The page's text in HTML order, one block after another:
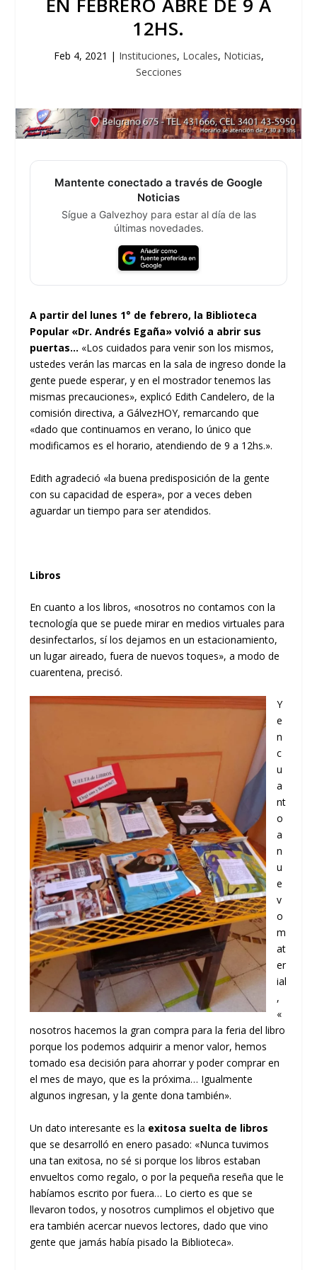
12HS.
Feb 4, 2021 | Instituciones, Locales, Noticias,
Secciones
Mantente conectado a través de Google
Noticias
Sígue a Galvezhoy para estar al día de las
últimas novedades.
A partir del lunes 1° de febrero, la Biblioteca
Popular «Dr. Andrés Egaña» volvió a abrir sus
puertas… «Los cuidados para venir son los mismos,
ustedes verán las marcas en la sala de ingreso donde la
gente puede esperar, y en el mostrador tenemos las
mismas precauciones», explicó Edith Candelero, de la
comisión directiva, a GálvezHOY, remarcando que
«dado que continuamos en verano, lo único que
modificamos es el horario, atendiendo de 9 a 12hs.».
Edith agradeció «la buena predisposición de la gente
con su capacidad de espera», por a veces deben
aguardar un tiempo para ser atendidos.
Libros
En cuanto a los libros, «nosotros no contamos con la
tecnología que se puede mirar en medios virtuales para
desinfectarlos, sí los dejamos en un estacionamiento,
un lugar aireado, fuera de nuevos toques», a modo de
cuarentena, precisó.
Y
e
n
c
u
a
nt
o
a
n
u
e
v
o
m
at
er
ial
,
«
nosotros hacemos la gran compra para la feria del libro
porque los podemos adquirir a menor valor, hemos
tomado esa decisión para ahorrar y poder comprar en
el mes de mayo, que es la próxima… Igualmente
algunos ingresan, y la gente dona también».
Un dato interesante es la exitosa suelta de libros
que se desarrolló en enero pasado: «Nunca tuvimos
una tan exitosa, no sé si porque los libros estaban
envueltos como regalo, o por la pequeña reseña que le
habíamos escrito por fuera… Lo cierto es que se
llevaron todos, y nosotros cumplimos el objetivo que
era también acercar nuevos lectores, dado que vino
gente que jamás había pisado la Biblioteca».